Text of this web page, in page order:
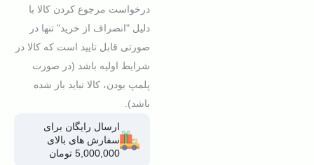
درخواست مرجوع کردن کالا با
دلیل "انصراف از خرید" تنها در
صورتی قابل تایید است که کالا در
شرایط اولیه باشد (در صورت
پلمپ بودن، کالا نباید باز شده
باشد).
ارسال رایگان برای
سفارش های بالای
5,000,000 تومان